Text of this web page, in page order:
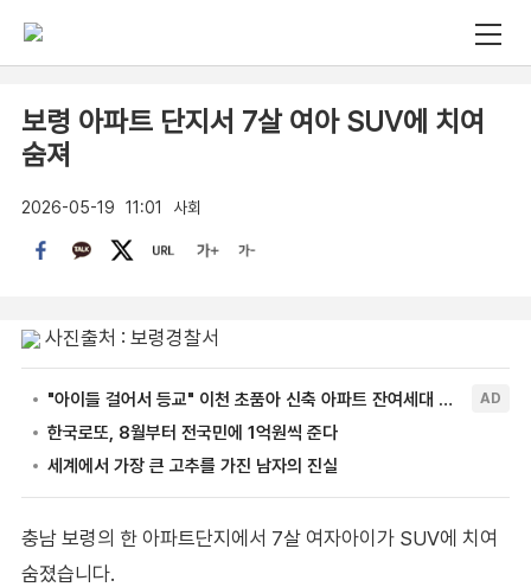
보령 아파트 단지서 7살 여아 SUV에 치여
숨져
2026-05-19 11:01 사회
사진출처 : 보령경찰서
충남 보령의 한 아파트단지에서 7살 여자아이가 SUV에 치여
숨졌습니다.